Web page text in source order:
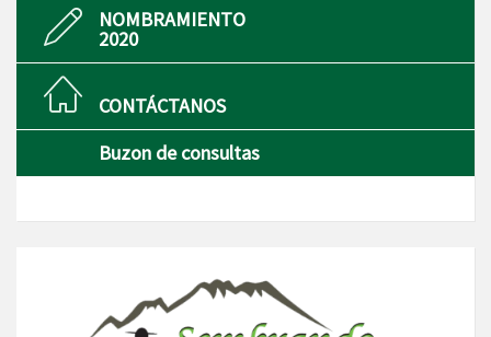
NOMBRAMIENTO
2020
CONTÁCTANOS
Buzon de consultas